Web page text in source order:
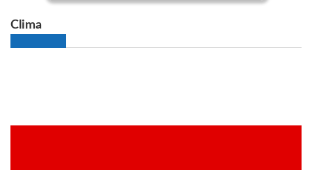
Clima